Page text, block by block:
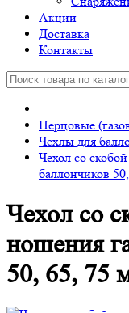
Акции
Доставка
Контакты
Перцовые
Чехлы для
Чехол со
баллончиков
Чехол со
ношения
50, 65, 75